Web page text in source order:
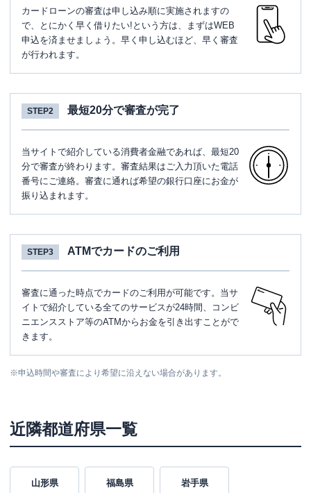
カードローンの審査は申し込み順に実施されますの
で、とにかく早く借りたい!という方は、まずはWEB
申込を済ませましょう。早く申し込むほど、早く審査
が行われます。
STEP2 最短20分で審査が完了
当サイトで紹介している消費者金融であれば、最短20
分で審査が終わります。審査結果はご入力頂いた電話
番号にご連絡。審査に通れば希望の銀行口座にお金が
振り込まれます。
STEP3 ATMでカードのご利用
審査に通った時点でカードのご利用が可能です。当サ
イトで紹介している全てのサービスが24時間、コンビ
ニエンスストア等のATMからお金を引き出すことがで
きます。
※申込時間や審査により希望に沿えない場合があります。
近隣都道府県一覧
山形県 福島県 岩手県